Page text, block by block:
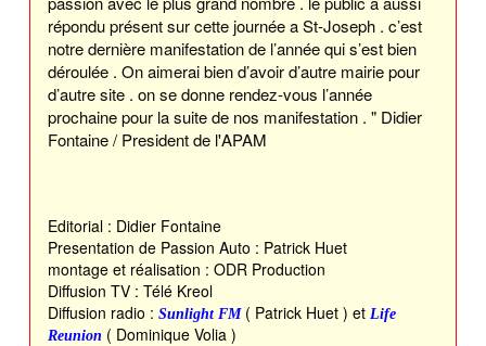
répondu présent sur cette journée a St-Joseph . c’est
notre dernière manifestation de l’année qui s’est bien
déroulée . On aimerai bien d’avoir d’autre mairie pour
d’autre site . on se donne rendez-vous l’année
prochaine pour la suite de nos manifestation . " Didier
Fontaine / President de l'APAM
Editorial : Didier Fontaine
Presentation de Passion Auto : Patrick Huet
montage et réalisation : ODR Production
Diffusion TV : Télé Kreol
Diffusion radio :Sunlight FM( Patrick Huet ) et Life
Reunion ( Dominique Volia )